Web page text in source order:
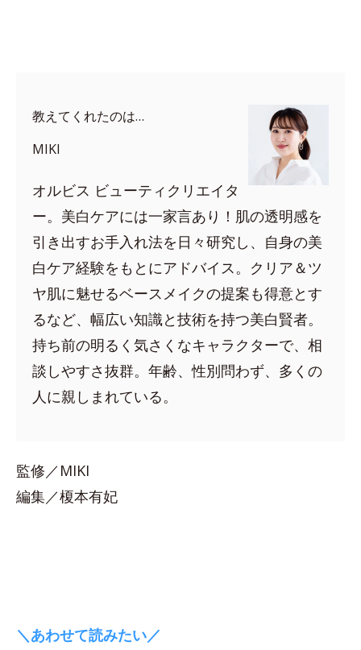
教えてくれたのは…
MIKI
オルビス ビューティクリエイタ
ー。美白ケアには一家言あり！肌の透明感を
引き出すお手入れ法を日々研究し、自身の美
白ケア経験をもとにアドバイス。クリア＆ツ
ヤ肌に魅せるベースメイクの提案も得意とす
るなど、幅広い知識と技術を持つ美白賢者。
持ち前の明るく気さくなキャラクターで、相
談しやすさ抜群。年齢、性別問わず、多くの
人に親しまれている。
監修／MIKI
編集／榎本有妃
＼あわせて読みたい／